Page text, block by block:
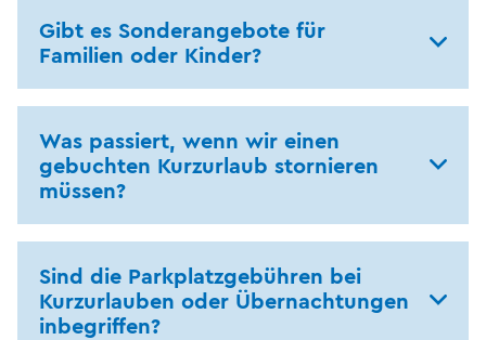
Gibt es Sonderangebote für
Familien oder Kinder?
Was passiert, wenn wir einen
gebuchten Kurzurlaub stornieren
müssen?
Sind die Parkplatzgebühren bei
Kurzurlauben oder Übernachtungen
inbegriffen?